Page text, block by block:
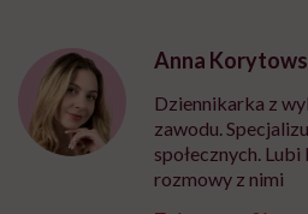
Anna
Dziennikarka z
zawodu.
społecznych.
rozmowy z nimi